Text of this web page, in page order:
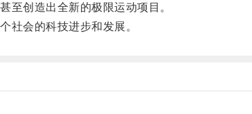
创造出全新的极限运动项目。
会的科技进步和发展。